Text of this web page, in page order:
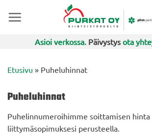
Asioi verkossa.Päivystys ota
Etusivu » Puheluhinnat
Puheluhinnat
Puhelinnumeroihimme soittamisen hinta
liittymäsopimuksesi perusteella.